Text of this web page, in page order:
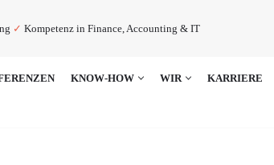
✓ Kompetenz in Finance, Accounting & IT
KNOW-HOW WIR KARRIERE